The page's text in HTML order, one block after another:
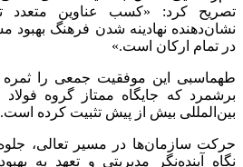
تصریح کرد: «کسب عناوین
نشان‌دهنده نهادینه شدن فرهنگ بهبود
در تمام ارکان است.»
طهماسبی این موفقیت جمعی را ثمره
برشمرد که جایگاه ممتاز گروه
بین‌المللی بیش از پیش تثبیت کرده است.
حرکت سازمان‌ها در مسیر تعالی،
نگاه آینده‌نگر مدیریتی و تعهد به